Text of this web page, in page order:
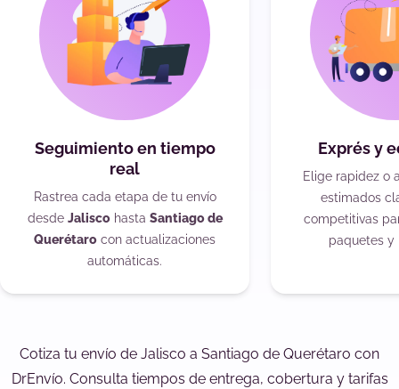
Seguimiento en tiempo
real
Rastrea cada etapa de tu envío
desde Jaliscohasta Santiago de
Querétaro con actualizaciones
automáticas.
Exprés y
Elige rapidez o
estimados
competitivas
paquetes y
Cotiza tu envío de Jalisco a Santiago de Querétaro con
DrEnvío. Consulta tiempos de entrega, cobertura y tarifas